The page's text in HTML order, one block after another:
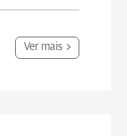
Ver mais